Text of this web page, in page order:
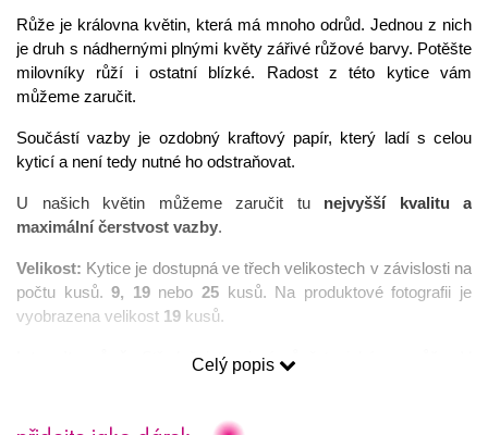
Růže je královna květin, která má mnoho odrůd. Jednou z nich
je druh s nádhernými plnými květy zářivé růžové barvy. Potěšte
milovníky růží i ostatní blízké. Radost z této kytice vám
můžeme zaručit.
Součástí vazby je ozdobný kraftový papír, který ladí s celou
kyticí a není tedy nutné ho odstraňovat.
U našich květin můžeme zaručit tu nejvyšší kvalitu a
maximální čerstvost vazby.
Velikost: Kytice je dostupná ve třech velikostech v závislosti na
počtu kusů. 9, 19 nebo 25 kusů. Na produktové fotografii je
vyobrazena velikost 19 kusů.
Středně intenzivní vůně typická pro růže. V
Celý popis